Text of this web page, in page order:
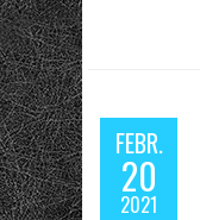
FEBR.
20
2021